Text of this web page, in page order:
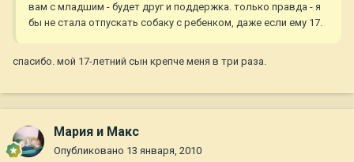
вам с младшим - будет друг и поддержка. только правда - я
бы не стала отпускать собаку с ребенком, даже если ему 17.
спасибо. мой 17-летний сын крепче меня в три раза.
Мария и Макс
Опубликовано 13 января, 2010